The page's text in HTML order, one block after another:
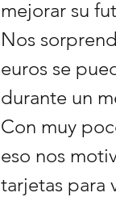
mejorar su
Nos
euros se
durante un
Con muy
eso nos
tarjetas para